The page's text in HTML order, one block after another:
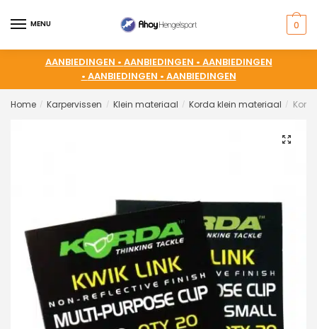
MENU 0
AANBIEDINGEN • AANBIEDINGEN • AANBIEDINGEN
• AANBIEDINGEN • AANBIEDINGEN
Home / Karpervissen / Klein materiaal / Korda klein materiaal /
🔍